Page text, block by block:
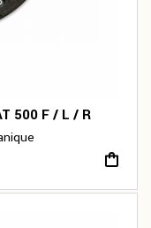
500 F / L / R